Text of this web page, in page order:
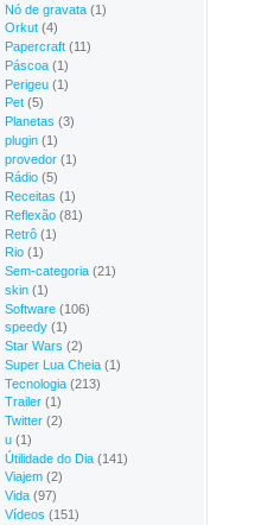
Nó de gravata (1)
Orkut (4)
Papercraft (11)
Páscoa (1)
Perigeu (1)
Pet (5)
Planetas (3)
plugin (1)
provedor (1)
Rádio (5)
Receitas (1)
Reflexão (81)
Retrô (1)
Rio (1)
Sem-categoria (21)
skin (1)
Software (106)
speedy (1)
Star Wars (2)
Super Lua Cheia (1)
Tecnologia (213)
Trailer (1)
Twitter (2)
u (1)
Útilidade do Dia (141)
Viajem (2)
Vida (97)
Vídeos (151)